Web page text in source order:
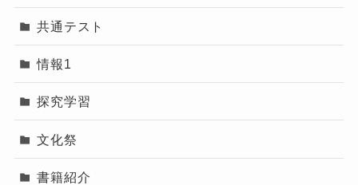
共通テスト
情報1
探究学習
文化祭
書籍紹介